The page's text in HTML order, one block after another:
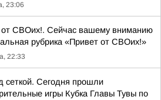
23:06
от СВОих!. Сейчас вашему вниманию
рубрика «Привет от СВОих!»
22:33
сеткой. Сегодня прошли
игры Кубка Главы Тувы по